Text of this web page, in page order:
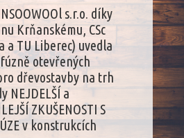
s.r.o. díky
Krňanskému, CSc
a TU Liberec) uvedla
otevřených
dřevostavby na trh
NEJDELŠÍ a
ZKUŠENOSTI S
v konstrukcích